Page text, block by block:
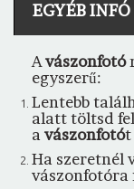
EGYÉB INFÓ
Avászonfotó
egyszerű:
Lentebb
alatt töltsd
avászonfotót
Ha szeretnél
vászonfotóra